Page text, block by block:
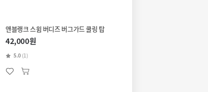
앤블랭크 스윔 버디즈 버그가드 쿨링 탑
42,000원
5.0 (1)